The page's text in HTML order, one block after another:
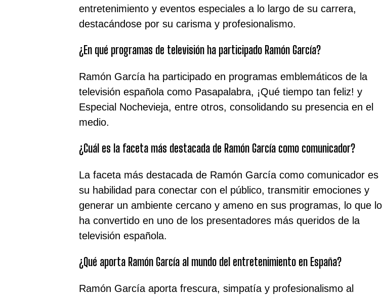
entretenimiento y eventos especiales a lo largo de su carrera,
destacándose por su carisma y profesionalismo.
¿En qué programas de televisión ha participado Ramón García?
Ramón García ha participado en programas emblemáticos de la
televisión española como Pasapalabra, ¡Qué tiempo tan feliz! y
Especial Nochevieja, entre otros, consolidando su presencia en el
medio.
¿Cuál es la faceta más destacada de Ramón García como comunicador?
La faceta más destacada de Ramón García como comunicador es
su habilidad para conectar con el público, transmitir emociones y
generar un ambiente cercano y ameno en sus programas, lo que lo
ha convertido en uno de los presentadores más queridos de la
televisión española.
¿Qué aporta Ramón García al mundo del entretenimiento en España?
Ramón García aporta frescura, simpatía y profesionalismo al